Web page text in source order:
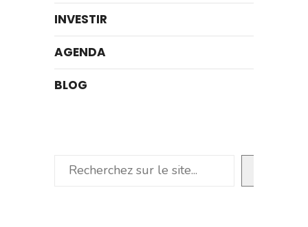
INVESTIR
AGENDA
BLOG
Rechercher